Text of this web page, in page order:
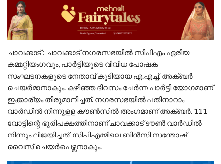
ചാവക്കാട് : ചാവക്കാട് നഗരസഭയിൽ സിപിഎം ഏരിയ
കമ്മറ്റിയംഗവും, പാർട്ടിയുടെ വിവിധ പോഷക
സംഘടനകളുടെ നേതാവ് കൂടിയായ എ.എച്ച്. അക്ബർ
ചെയർമാനാകും. കഴിഞ്ഞ ദിവസം ചേർന്ന പാർട്ടി യോഗമാണ്
ഇക്കാര്യം തീരുമാനിച്ചത്. നഗരസഭയിൽ പതിനാറാം
വാർഡിൽ നിന്നുളള കൗൺസിൽ അംഗമാണ് അക്ബർ. 111
വോട്ടിന്റെ ഭൂരിപക്ഷത്തിനാണ് ചാവക്കാട് ടൗൺ വാർഡിൽ
നിന്നും വിജയിച്ചത്. സിപിഎമ്മിലെ ബിൻസി സന്തോഷ്
വൈസ് ചെയർപെഴ്സനാകും.